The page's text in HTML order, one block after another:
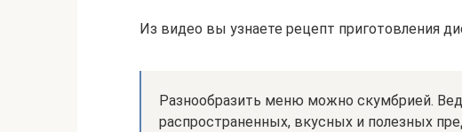
Из видео вы узнаете рецепт приготовления
Разнообразить меню можно скумбрией.
распространенных, вкусных и полезных